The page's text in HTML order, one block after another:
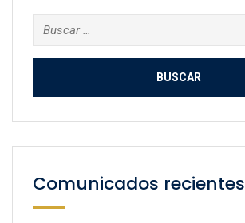
Buscar:
Comunicados recientes